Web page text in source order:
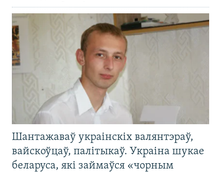
Шантажаваў украінскіх валянтэраў,
вайскоўцаў, палітыкаў. Украіна шукае
беларуса, які займаўся «чорным